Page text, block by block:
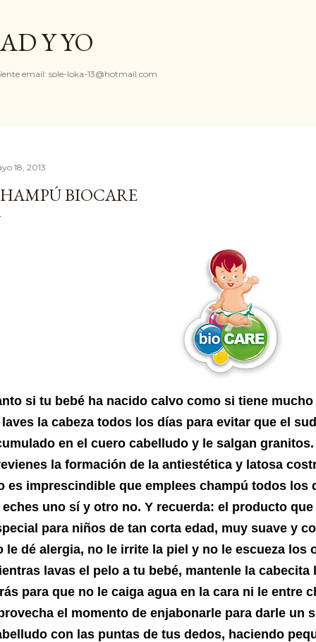
Y YO
email: sole-loka-13@hotmail.com
18, 2013
BIOCARE
si tu bebé ha nacido calvo como si tiene
laves la cabeza todos los días para evitar que el
en el cuero cabelludo y le salgan
la formación de la antiestética y latosa
es imprescindible que emplees champú todos los
eches uno sí y otro no. Y recuerda: el producto
para niños de tan corta edad, muy suave y
le dé alergia, no le irrite la piel y no le escueza los
lavas el pelo a tu bebé, mantenle la cabecita
para que no le caiga agua en la cara ni le entre
el momento de enjabonarle para darle un
con las puntas de tus dedos, haciendo